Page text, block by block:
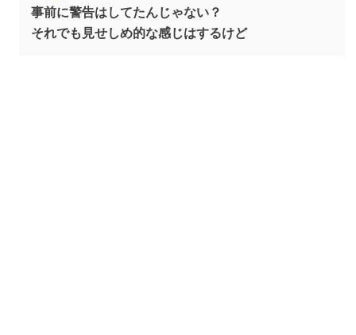
事前に警告はしてたんじゃない？
それでも見せしめ的な感じはするけど